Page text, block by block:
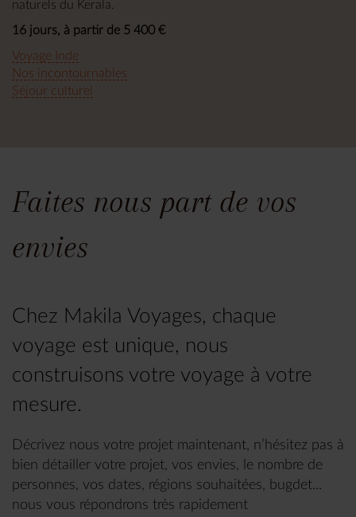
naturels du Kerala.
16 jours, à partir de 5 400 €
Voyage Inde
Nos incontournables
Séjour culturel
Faites nous part de vos
envies
Chez Makila Voyages, chaque
voyage est unique, nous
construisons votre voyage à votre
mesure.
Décrivez nous votre projet maintenant, n’hésitez pas à
bien détailler votre projet, vos envies, le nombre de
personnes, vos dates, régions souhaitées, bugdet...
nous vous répondrons très rapidement